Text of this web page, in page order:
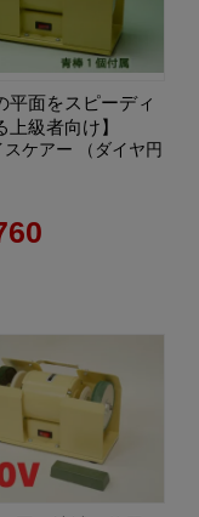
平面をスピーディ
上級者向け】
スケアー （ダイヤ円